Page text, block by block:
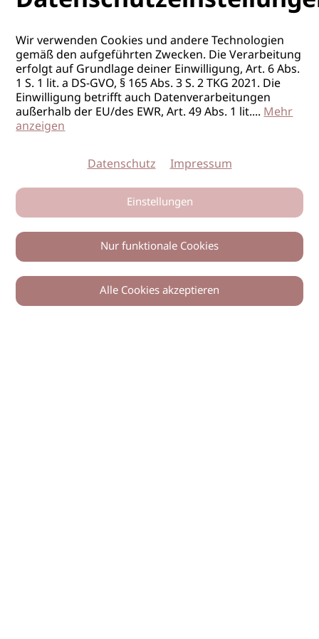
0
Wir verwenden Cookies und andere Technologien
gemäß den aufgeführten Zwecken. Die Verarbeitung
erfolgt auf Grundlage deiner Einwilligung, Art. 6 Abs.
1 S. 1 lit. a DS-GVO, § 165 Abs. 3 S. 2 TKG 2021. Die
Einwilligung betrifft auch Datenverarbeitungen
außerhalb der EU/des EWR, Art. 49 Abs. 1 lit....Mehr
anzeigen
Datenschutz Impressum
Einstellungen
Nur funktionale Cookies
Alle Cookies akzeptieren